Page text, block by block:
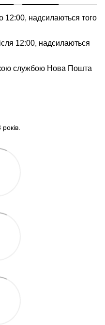
12:00, надсилаються того
12:00, надсилаються
службою Нова Пошта